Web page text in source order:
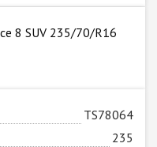
8 SUV 235/70/R16
TS78064
235